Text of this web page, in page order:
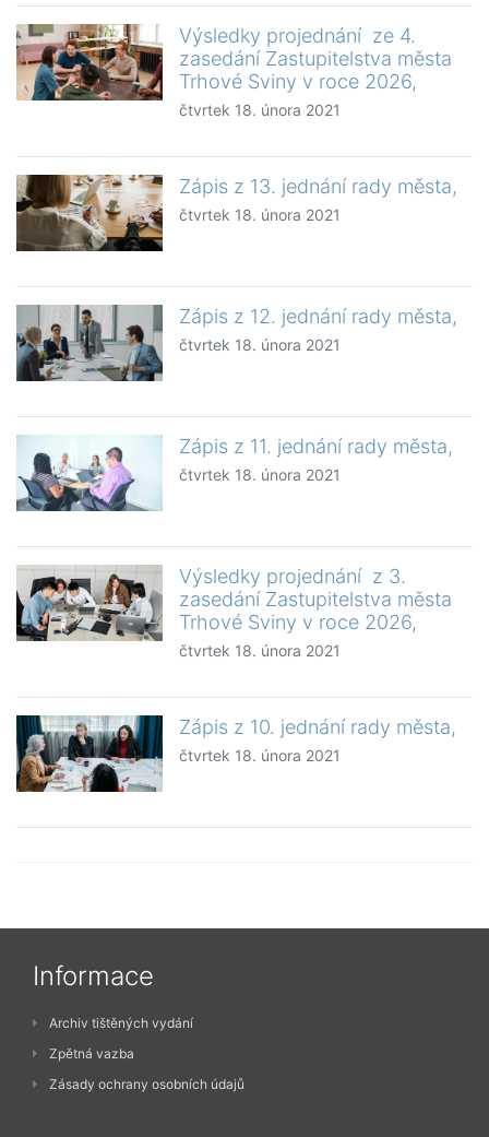
Výsledky projednání ze 4.
zasedání Zastupitelstva města
Trhové Sviny v roce 2026,
čtvrtek 18. února 2021
Zápis z 13. jednání rady města,
čtvrtek 18. února 2021
Zápis z 12. jednání rady města,
čtvrtek 18. února 2021
Zápis z 11. jednání rady města,
čtvrtek 18. února 2021
Výsledky projednání z 3.
zasedání Zastupitelstva města
Trhové Sviny v roce 2026,
čtvrtek 18. února 2021
Zápis z 10. jednání rady města,
čtvrtek 18. února 2021
Informace
Archiv tištěných vydání
Zpětná vazba
Zásady ochrany osobních údajů